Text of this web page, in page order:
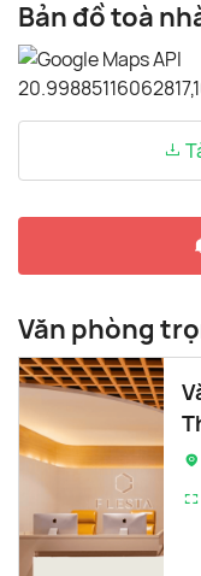
Bản đồ toà
Văn phòng